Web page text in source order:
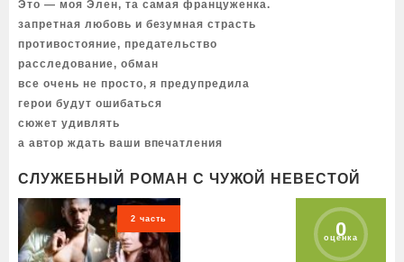
Это — моя Элен, та самая француженка.
запретная любовь и безумная страсть
противостояние, предательство
расследование, обман
все очень не просто, я предупредила
герои будут ошибаться
сюжет удивлять
а автор ждать ваши впечатления
СЛУЖЕБНЫЙ РОМАН С ЧУЖОЙ НЕВЕСТОЙ
2 часть 0
оценка